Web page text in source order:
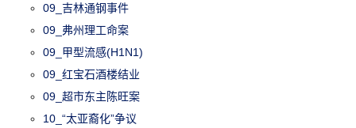
09_吉林通钢事件
09_弗州理工命案
09_甲型流感(H1N1)
09_红宝石酒楼结业
09_超市东主陈旺案
10_“太亚裔化”争议